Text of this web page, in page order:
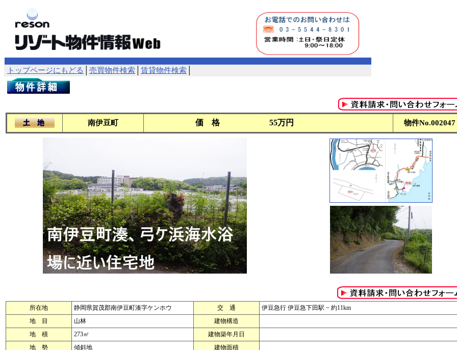
トップページにもどる 売買物件検索 賃貸物件検索
南伊豆町 価 格 55万円 物件No.002047
所在地 静岡県賀茂郡南伊豆町湊字ケンホウ 交 通
伊豆急行 伊豆急下田駅 ~ 約11km
地 目
山林
建物構造
地 積
273㎡
建物築年月日
地 勢
傾斜地
建物面積